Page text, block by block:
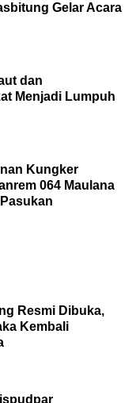
Gelar Acara
dan
Menjadi Lumpuh
Kungker
064 Maulana
Resmi Dibuka,
Kembali